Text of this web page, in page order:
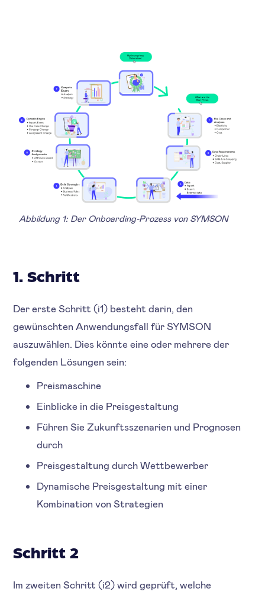
Abbildung 1: Der Onboarding-Prozess von SYMSON
1. Schritt
Der erste Schritt (i1) besteht darin, den
gewünschten Anwendungsfall für SYMSON
auszuwählen. Dies könnte eine oder mehrere der
folgenden Lösungen sein:
Preismaschine
Einblicke in die Preisgestaltung
Führen Sie Zukunftsszenarien und Prognosen
durch
Preisgestaltung durch Wettbewerber
Dynamische Preisgestaltung mit einer
Kombination von Strategien
Schritt 2
Im zweiten Schritt (i2) wird geprüft, welche